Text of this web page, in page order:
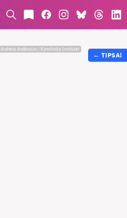
Andreas Andersson / Karolinska Institutet
← TIPSA!